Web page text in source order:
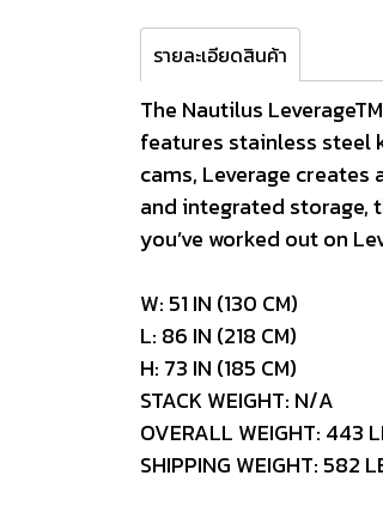
รายละเอียดสินค้า
The Nautilus
features stainless steel
cams, Leverage
and integrated storage,
you’ve worked out on
W: 51 IN (130 CM)
L: 86 IN (218 CM)
H: 73 IN (185 CM)
STACK WEIGHT: N/A
OVERALL WEIGHT: 443
SHIPPING WEIGHT: 582